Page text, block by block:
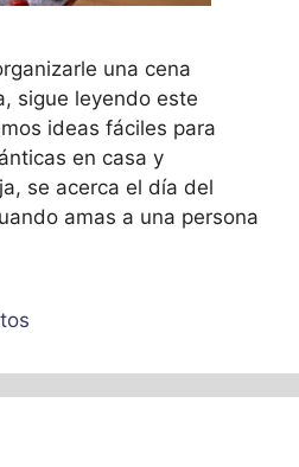
una cena
sigue leyendo este
ideas fáciles para
en casa y
se acerca el día del
amas a una persona